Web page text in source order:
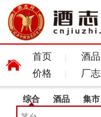
首页 酒品
价格
厂志
综合 酒品 集市